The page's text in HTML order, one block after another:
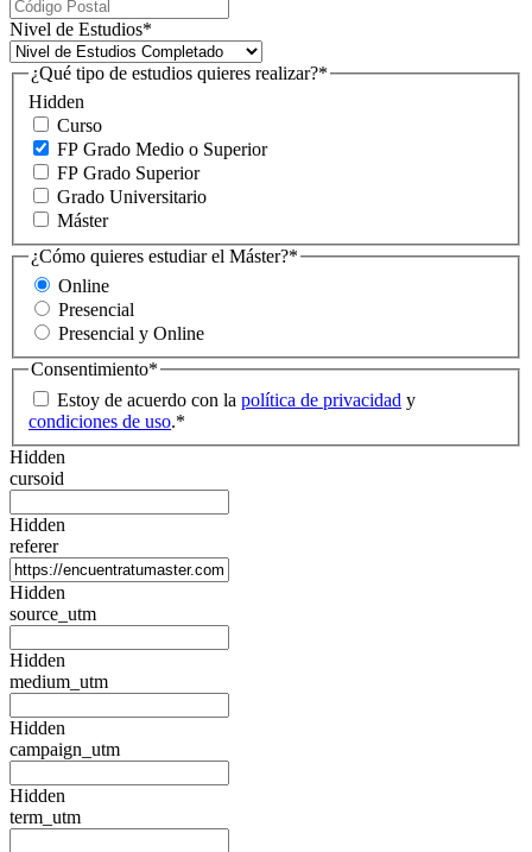
Nivel de Estudios*
Hidden
¿Qué tipo de estudios quieres realizar?*
Curso
FP Grado Medio o Superior
FP Grado Superior
Grado Universitario
Máster
¿Cómo quieres estudiar el Máster?*
Online
Presencial
Presencial y Online
Consentimiento*
Estoy de acuerdo con la política de privacidad y
condiciones de uso.*
Hidden
cursoid
Hidden
referer
Hidden
source_utm
Hidden
medium_utm
Hidden
campaign_utm
Hidden
term_utm